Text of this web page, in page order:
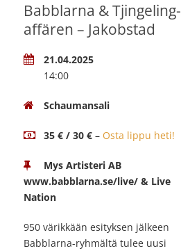
Babblarna & Tjingeling-
affären – Jakobstad
21.04.2025
14:00
Schaumansali
35 € / 30 € – Osta lippu heti!
Mys Artisteri AB
www.babblarna.se/live/ & Live
Nation
950 värikkään esityksen jälkeen
Babblarna-ryhmältä tulee uusi